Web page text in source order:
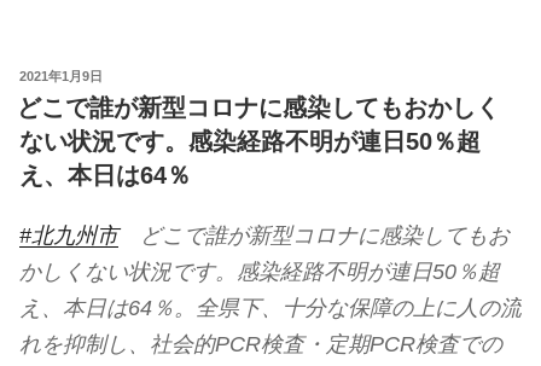
投
稿
日:
2021年1月9日
どこで誰が新型コロナに感染してもおかしく
ない状況です。感染経路不明が連日50％超
え、本日は64％
#北九州市どこで誰が新型コロナに感染してもお
かしくない状況です。感染経路不明が連日50％超
え、本日は64％。全県下、十分な保障の上に人の流
れを抑制し、社会的PCR検査・定期PCR検査での